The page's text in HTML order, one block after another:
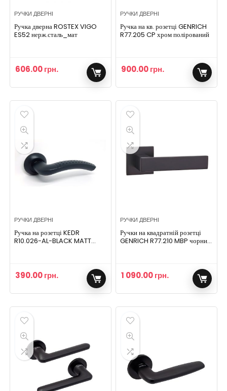
РУЧКИ ДВЕРНІ
Ручка дверна ROSTEX VIGO
ES52 нерж.сталь_мат
606.00грн.
РУЧКИ ДВЕРНІ
Ручка на кв. розетці GENRICH
R77.205 CP хром полірований
900.00грн.
РУЧКИ ДВЕРНІ
Ручка на розетці KEDR
R10.026-AL-BLACK MATT
390.00грн.
РУЧКИ ДВЕРНІ
Ручки на квадратній розетці
GENRICH R77.210 MBP чорний
1 090.00грн.